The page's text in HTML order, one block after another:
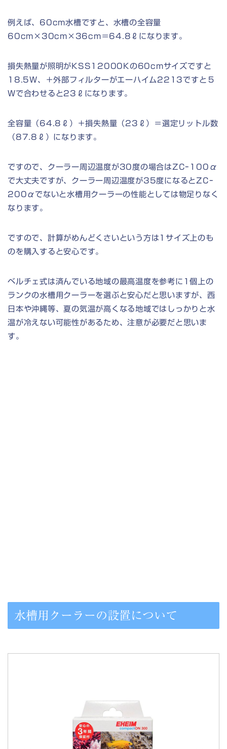
例えば、60cm水槽ですと、水槽の全容量
60cm×30cm×36cm＝64.8ℓになります。
損失熱量が照明がKSS12000Kの60cmサイズですと
18.5W、＋外部フィルターがエーハイム2213ですと５
Wで合わせると23ℓになります。
全容量（64.8ℓ）＋損失熱量（23ℓ）＝選定リットル数
（87.8ℓ）になります。
ですので、クーラー周辺温度が30度の場合はZCｰ100α
で大丈夫ですが、クーラー周辺温度が35度になるとZCｰ
200αでないと水槽用クーラーの性能としては物足りなく
なります。
ですので、計算がめんどくさいという方は1サイズ上のも
のを購入すると安心です。
ベルチェ式は済んでいる地域の最高温度を参考に1個上の
ランクの水槽用クーラーを選ぶと安心だと思いますが、西
日本や沖縄等、夏の気温が高くなる地域ではしっかりと水
温が冷えない可能性があるため、注意が必要だと思いま
す。
水槽用クーラーの設置について